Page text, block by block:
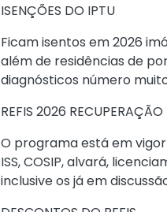
ISENÇÕES DO IPTU
Ficam isentos em 2026
além de residências de
diagnósticos número
REFIS 2026 RECUPERAÇÃO
O programa está em vigor
ISS, COSIP, alvará,
inclusive os já em